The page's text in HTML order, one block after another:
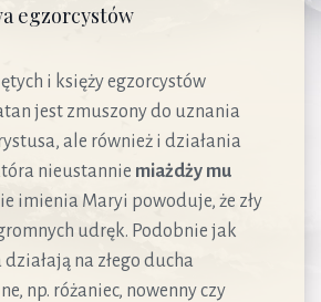
egzorcystów
i księży egzorcystów
jest zmuszony do uznania
ale również i działania
nieustannie miażdży mu
imienia Maryi powoduje, że zły
udręk. Podobnie jak
na złego ducha
np. różaniec, nowenny czy